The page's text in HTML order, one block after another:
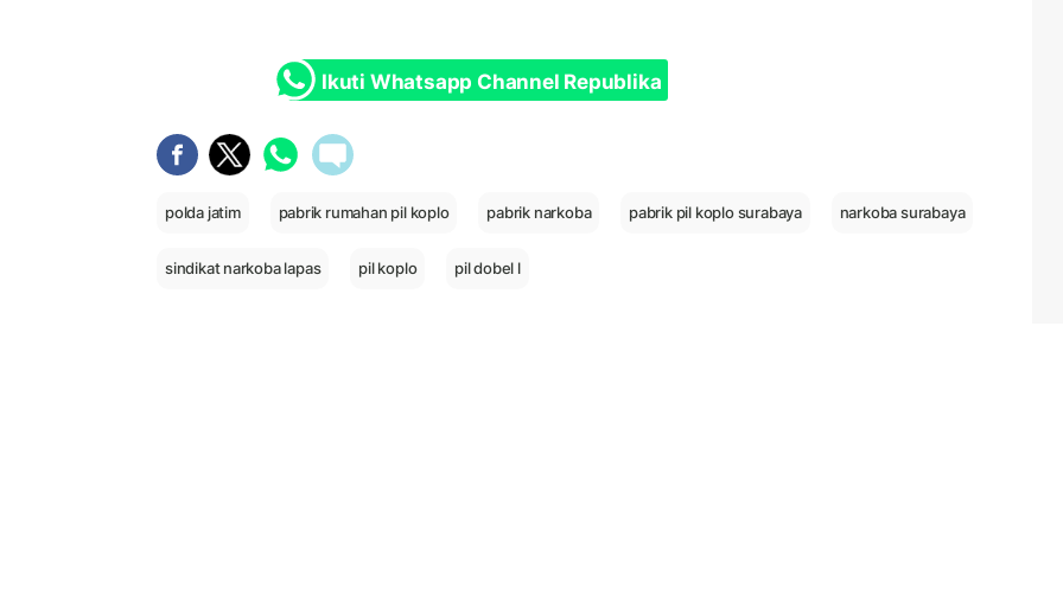
Ikuti Whatsapp Channel Republika
polda jatim pabrik rumahan pil koplo pabrik narkoba pabrik pil koplo surabaya narkoba surabaya
sindikat narkoba lapas pil koplo pil dobel l